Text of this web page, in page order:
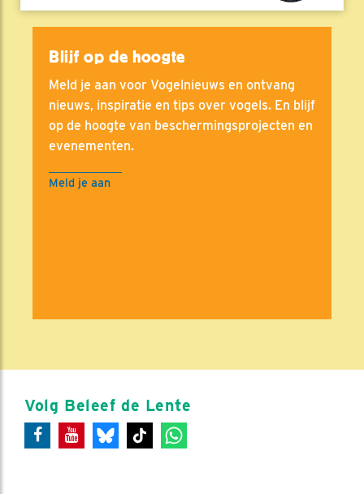
Blijf op de hoogte
Meld je aan voor Vogelnieuws en ontvang
nieuws, inspiratie en tips over vogels. En blijf
op de hoogte van beschermingsprojecten en
evenementen.
Meld je aan
Volg Beleef de Lente